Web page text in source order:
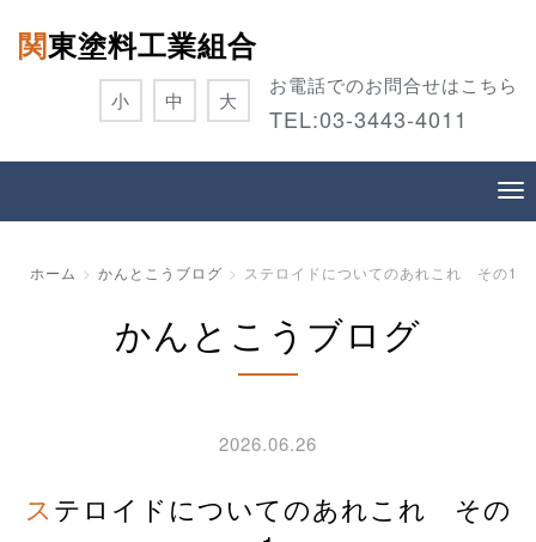
関東塗料工業組合
お電話でのお問合せはこちら
TEL:03-3443-4011
小 中 大
ホーム かんとこうブログ ステロイドについてのあれこれ その1
かんとこうブログ
2026.06.26
ステロイドについてのあれこれ その